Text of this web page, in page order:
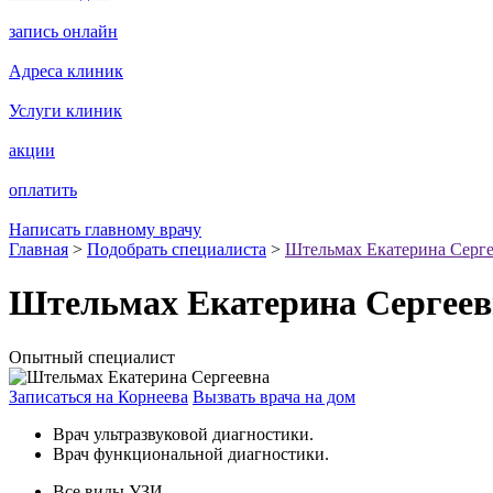
запись онлайн
Адреса клиник
Услуги клиник
акции
оплатить
Написать главному врачу
Главная > Подобрать специалиста > Штельмах Екатерина
Штельмах Екатерина
Опытный специалист
Записаться на Корнеева Вызвать врача на дом
Врач ультразвуковой диагностики.
Врач функциональной диагностики.